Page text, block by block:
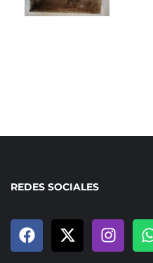
REDES SOCIALES